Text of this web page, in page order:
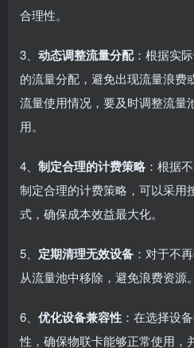
合理性。
3、 动态调整流量分配：根据实
的流量分配，避免出现流量浪费
流量使用情况，要及时调整流量
用。
4、 制定合理的计费策略 ：根据
制定合理的计费策略，可以采用
式，确保成本效益最大化。
5、 定期清理无效设备 ：对于不
从流量池中移除，避免浪费资源。
6、 优化设备兼容性 ：在选择设
性，确保物联卡能够正常使用，